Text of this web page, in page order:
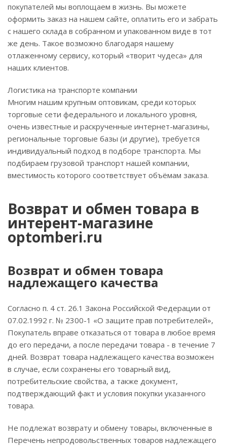
покупателей мы воплощаем в жизнь. Вы можете
оформить заказ на нашем сайте, оплатить его и забрать
с нашего склада в собранном и упакованном виде в тот
же день. Такое возможно благодаря нашему
отлаженному сервису, который «творит чудеса» для
наших клиентов.
Логистика на транспорте компании
Многим нашим крупным оптовикам, среди которых
торговые сети федерального и локального уровня,
очень известные и раскрученные интернет-магазины,
региональные торговые базы (и другие), требуется
индивидуальный подход в подборе транспорта. Мы
подбираем грузовой транспорт нашей компании,
вместимость которого соответствует объёмам заказа.
Возврат и обмен товара в
интерент-магазине
optomberi.ru
Возврат и обмен товара
надлежащего качества
Согласно п. 4 ст. 26.1 Закона Российской Федерации от
07.02.1992 г. № 2300-1 «О защите прав потребителей»,
Покупатель вправе отказаться от товара в любое время
до его передачи, а после передачи товара - в течение 7
дней. Возврат товара надлежащего качества возможен
в случае, если сохранены его товарный вид,
потребительские свойства, а также документ,
подтверждающий факт и условия покупки указанного
товара.
Не подлежат возврату и обмену товары, включенные в
Перечень непродовольственных товаров надлежащего